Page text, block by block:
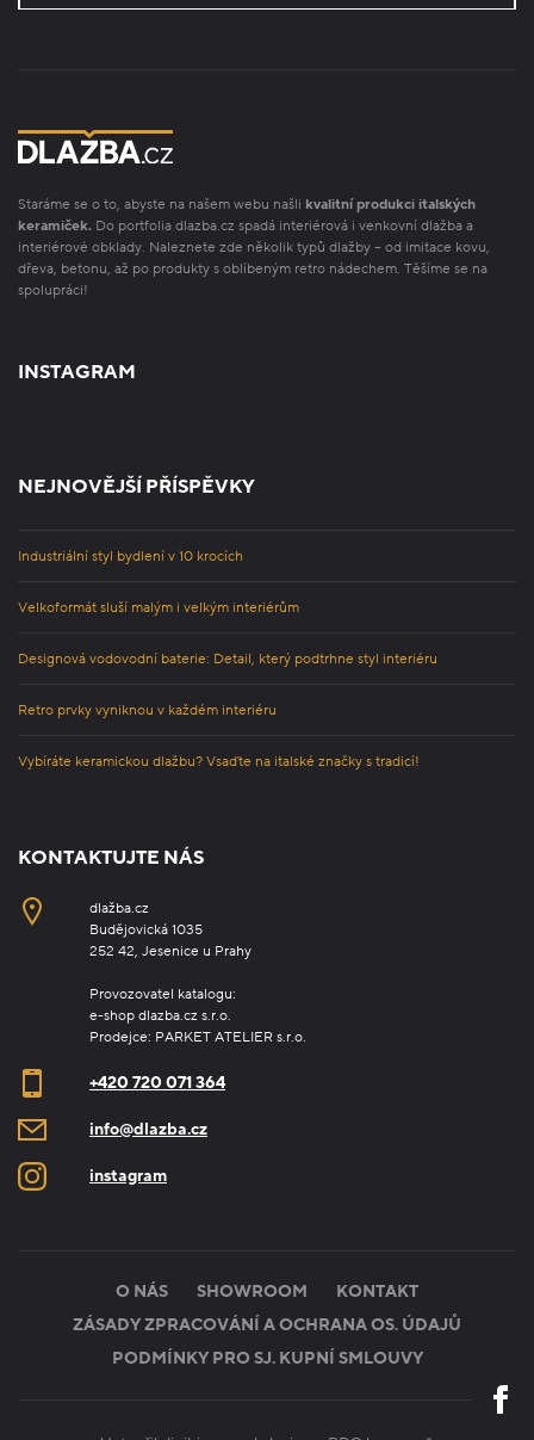
Staráme se o to, abyste na našem webu našli kvalitní produkci italských
keramiček. Do portfolia dlazba.cz spadá interiérová i venkovní dlažba a
interiérové obklady. Naleznete zde několik typů dlažby – od imitace kovu,
dřeva, betonu, až po produkty s oblíbeným retro nádechem. Těšíme se na
spolupráci!
INSTAGRAM
NEJNOVĚJŠÍ PŘÍSPĚVKY
Industriální styl bydlení v 10 krocích
Velkoformát sluší malým i velkým interiérům
Designová vodovodní baterie: Detail, který podtrhne styl interiéru
Retro prvky vyniknou v každém interiéru
Vybíráte keramickou dlažbu? Vsaďte na italské značky s tradicí!
KONTAKTUJTE NÁS
dlažba.cz
Budějovická 1035
252 42, Jesenice u Prahy
Provozovatel katalogu:
e-shop dlazba.cz s.r.o.
Prodejce: PARKET ATELIER s.r.o.
+420 720 071 364
info@dlazba.cz
instagram
O NÁS SHOWROOM
KONTAKT
ZÁSADY ZPRACOVÁNÍ A OCHRANA OS. ÚDAJŮ
PODMÍNKY PRO SJ. KUPNÍ SMLOUVY